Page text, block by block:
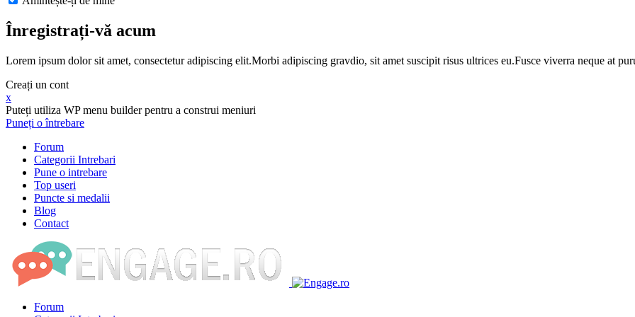
Înregistrați-vă acum
Lorem ipsum dolor sit amet, consectetur adipiscing elit.Morbi adipiscing gravdio, sit amet suscipit risus ultrices eu.Fusce viverra neque at
Creați un cont
x
Puteți utiliza WP menu builder pentru a construi meniuri
Puneți o întrebare
Forum
Categorii Intrebari
Pune o intrebare
Top useri
Puncte si medalii
Blog
Contact
Forum